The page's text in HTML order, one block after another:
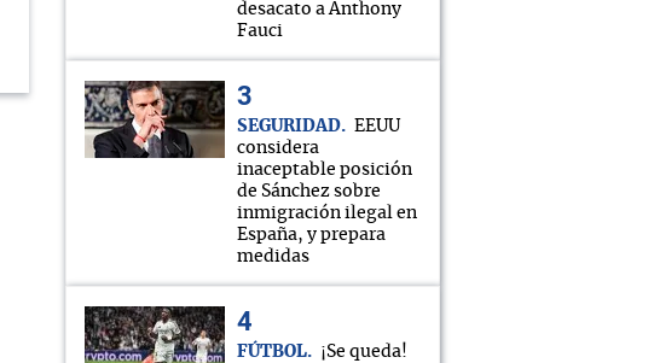
desacato a Anthony
Fauci
SEGURIDAD
EEUU
considera
inaceptable posición
de Sánchez sobre
inmigración ilegal en
España, y prepara
medidas
FÚTBOL
¡Se queda!